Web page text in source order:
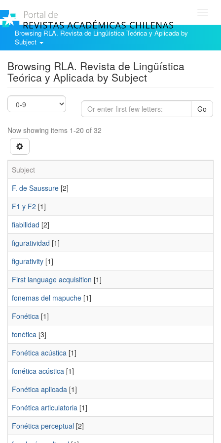
Browsing RLA. Revista de Lingüística Teórica y Aplicada by
Subject
Browsing RLA. Revista de Lingüística
Teórica y Aplicada by Subject
Go
Now showing items 1-20 of 32
Subject
F. de Saussure [2]
F1 y F2 [1]
fiabilidad [2]
figuratividad [1]
figurativity [1]
First language acquisition [1]
fonemas del mapuche [1]
Fonética [1]
fonética [3]
Fonética acústica [1]
fonética acústica [1]
Fonética aplicada [1]
Fonética articulatoria [1]
Fonética perceptual [2]